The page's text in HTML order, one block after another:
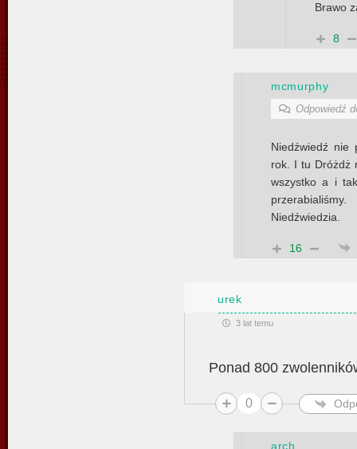
Brawo
8
mcmurphy
Odpowiedź
Niedźwiedź nie
rok. I tu Dróżdż
wszystko a i
Niedźwiedzia.
16
urek
3 lat temu
Ponad 800
0
arch